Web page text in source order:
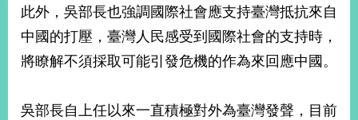
際
播
資
此外，吳部長也強調國際社會應支持臺灣抵抗來自
中國的打壓，臺灣人民感受到國際社會的支持時，
將瞭解不須採取可能引發危機的作為來回應中國。
吳部長自上任以來一直積極對外為臺灣發聲，目前